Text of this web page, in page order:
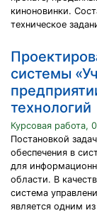
киноновинки.
техническое
системы
технологий
Курсовая работа,
Постановкой
обеспечения в
для
области. В
система
является одним